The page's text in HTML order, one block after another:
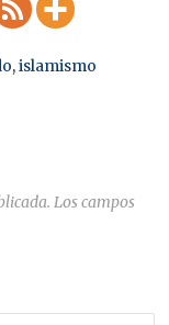
,islamismo
Los campos